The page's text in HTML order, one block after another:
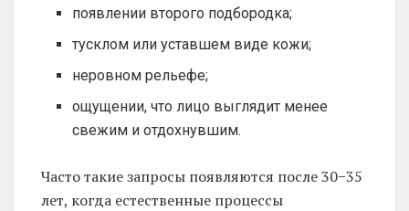
появлении второго подбородка;
тусклом или уставшем виде кожи;
неровном рельефе;
ощущении, что лицо выглядит менее
свежим и отдохнувшим.
Часто такие запросы появляются после 30−35
лет, когда естественные процессы